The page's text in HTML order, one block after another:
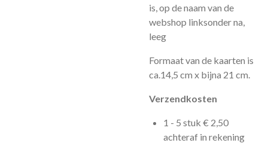
is, op de naam van de
webshop linksonder na,
leeg
Formaat van de kaarten is
ca.14,5 cm x bijna 21 cm.
Verzendkosten
1 - 5 stuk € 2,50
achteraf in rekening